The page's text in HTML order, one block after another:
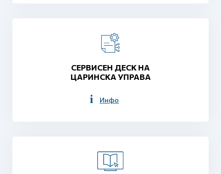
СЕРВИСЕН ДЕСК НА
ЦАРИНСКА УПРАВА
Инфо